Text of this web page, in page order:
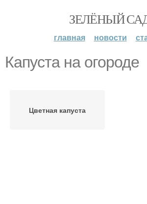
ЗЕЛЁНЫЙ
главная новости
Капуста на огороде
Цветная капуста